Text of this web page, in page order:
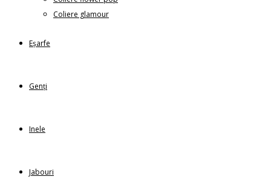
Coliere glamour
Eșarfe
Genți
Inele
Jabouri